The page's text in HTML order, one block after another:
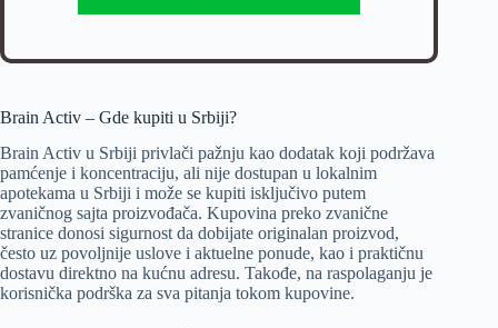
Brain Activ – Gde kupiti u Srbiji?
Brain Activ u Srbiji privlači pažnju kao dodatak koji podržava
pamćenje i koncentraciju, ali nije dostupan u lokalnim
apotekama u Srbiji i može se kupiti isključivo putem
zvaničnog sajta proizvođača. Kupovina preko zvanične
stranice donosi sigurnost da dobijate originalan proizvod,
često uz povoljnije uslove i aktuelne ponude, kao i praktičnu
dostavu direktno na kućnu adresu. Takođe, na raspolaganju je
korisnička podrška za sva pitanja tokom kupovine.